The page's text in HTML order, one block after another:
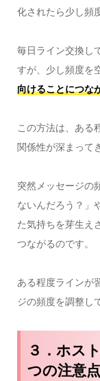
化されたら少し頻
毎日ライン交換し
すが、少し頻度を
向けることにつな
この方法は、ある
関係性が深まって
突然メッセージの
ないんだろう？」
た気持ちを芽生え
つながるのです。
ある程度ラインが
ジの頻度を調整し
３．ホス
つの注意点